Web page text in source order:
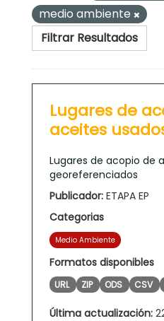
medio ambiente
Filtrar Resultados
Lugares de
aceites
Lugares de acopio de
georeferenciados
Publicador: ETAPA EP
Categorias
Medio Ambiente
Formatos disponibles
URL ZIP ODS CSV
Última actualización: